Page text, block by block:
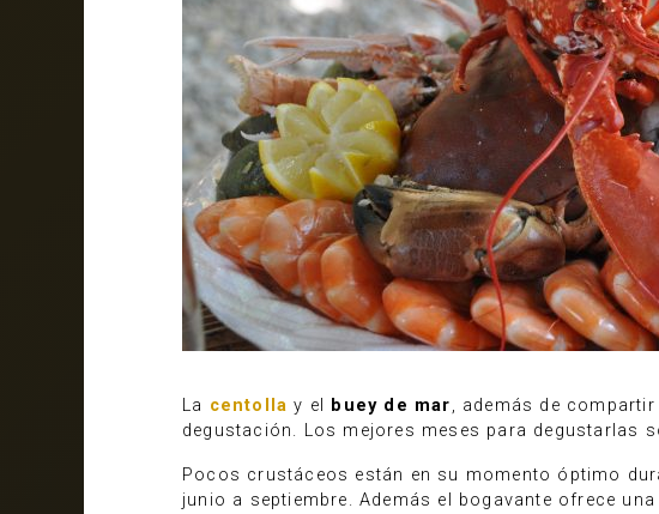
La centolla y el buey de mar, además de
degustación. Los mejores meses para degustarlas
Pocos crustáceos están en su momento óptimo
junio a septiembre. Además el bogavante ofrece